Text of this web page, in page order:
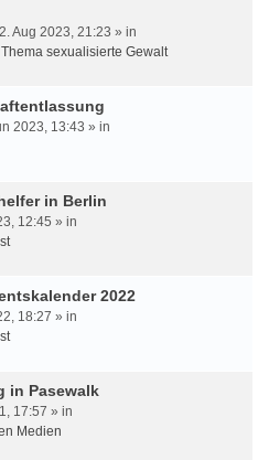
Aug 2023, 21:23 » in
sexualisierte Gewalt
2023, 13:43 » in
in Berlin
12:45 » in
2022
18:27 » in
in Pasewalk
17:57 » in
Medien